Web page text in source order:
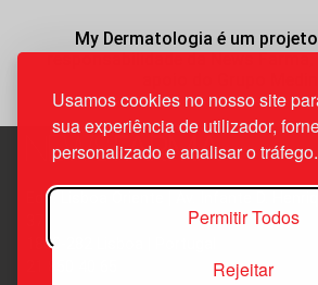
Usamos cookies no nosso site
sua experiência de utilizador,
personalizado e analisar o tráfego.
Permitir Todos
Rejeitar
My Dermatologia é um
responsabilidade da News
Edif. Lisboa Oriente | Av. Infante D.
1800-282 Lisboa | Portugal